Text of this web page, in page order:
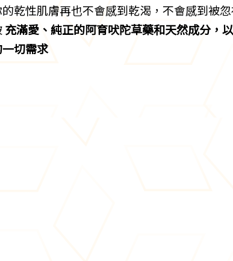
乾性肌膚再也不會感到乾渴，不會感到被
充滿愛、純正的阿育吠陀草藥和天然成分，
切需求